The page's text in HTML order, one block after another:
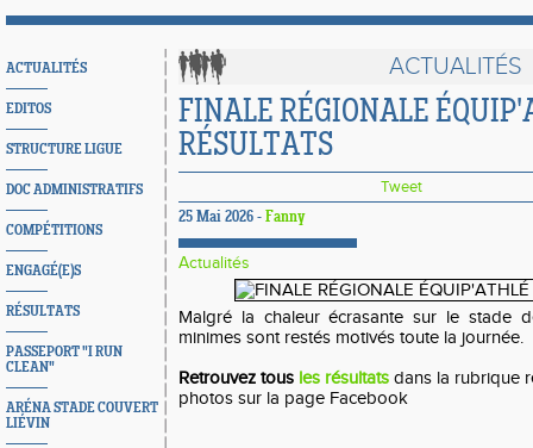
ACTUALITÉS
EDITOS
STRUCTURE LIGUE
DOC ADMINISTRATIFS
COMPÉTITIONS
ENGAGÉ(E)S
RÉSULTATS
PASSEPORT "I RUN
CLEAN"
ARÉNA STADE COUVERT
LIÉVIN
ACTUALITÉS
FINALE RÉGIONALE
RÉSULTATS
Tweet
25 Mai 2026 - Fanny
Actualités
Malgré la chaleur écrasante sur le stade
minimes sont restés motivés toute la journée.
Retrouvez tous les résultats dans la rubrique
photos sur la page Facebook